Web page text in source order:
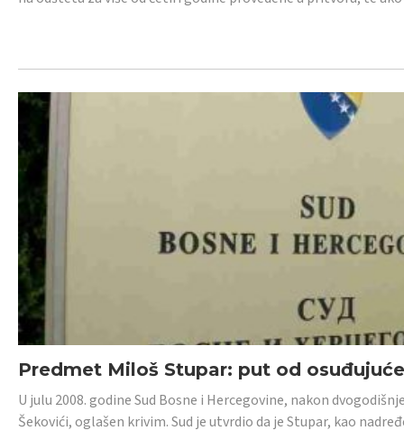
Predmet Miloš Stupar: put od
U julu 2008. godine Sud Bosne i Hercegovine, nakon
Šekovići, oglašen krivim. Sud je utvrdio da je Stupar, kao